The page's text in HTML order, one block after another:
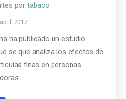
por tabaco
2017
ha publicado un estudio
se que analiza los efectos de
finas en personas